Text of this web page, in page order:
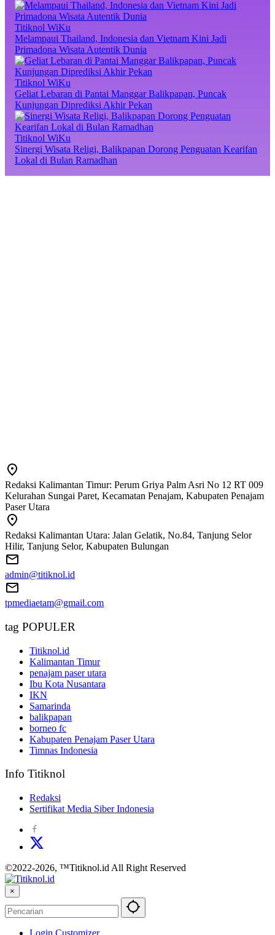
Titiknol WiKu
Melampaui Thailand, Indonesia dan Vietnam Kini Jadi
Primadona Wisata Autentik Dunia
Titiknol WiKu
Geliat Lebaran di Pantai Manggar Balikpapan, Puncak
Kunjungan Diprediksi Akhir Pekan
Titiknol WiKu
Sinergi Wisata Religi, Balikpapan Dorong Penguatan Kearifan
Lokal di Bulan Ramadhan
Redaksi Kalimantan Timur: Perum Griya Palm Asri No 12 RT 009
Kelurahan Sungai Paret, Kecamatan Penajam, Kabupaten Penajam
Paser Utara
Redaksi Kalimantan Utara: Jalan Gelatik, No.84, Tanjung Selor
Hilir, Tanjung Selor, Kabupaten Bulungan
admin@titiknol.id
tpmediaetam@gmail.com
tag POPULER
Titiknol.id
Kalimantan Timur
penajam paser utara
Ibu Kota Nusantara
IKN
Samarinda
balikpapan
borneo fc
Kabupaten Penajam Paser Utara
Timnas Indonesia
Info Titiknol
Redaksi
Sertifikat Media Siber Indonesia
©2022-2026, ™Titiknol.id All Right Reserved
×
Login Customizer